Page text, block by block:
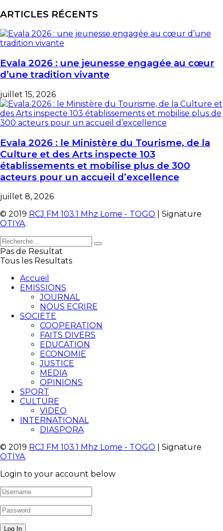
ARTICLES RÉCENTS
Evala 2026 : une jeunesse engagée au cœur
d’une tradition vivante
juillet 15, 2026
Evala 2026 : le Ministère du Tourisme, de la
Culture et des Arts inspecte 103
établissements et mobilise plus de 300
acteurs pour un accueil d’excellence
juillet 8, 2026
© 2019 RCJ FM 103.1 Mhz Lome - TOGO | Signature
OTIYA.
Pas de Resultat
Tous les Resultats
Accueil
EMISSIONS
JOURNAL
NOUS ECRIRE
SOCIETE
COOPERATION
FAITS DIVERS
EDUCATION
ECONOMIE
JUSTICE
MEDIA
OPINIONS
SPORT
CULTURE
VIDEO
INTERNATIONAL
DIASPORA
© 2019 RCJ FM 103.1 Mhz Lome - TOGO | Signature
OTIYA.
Login to your account below